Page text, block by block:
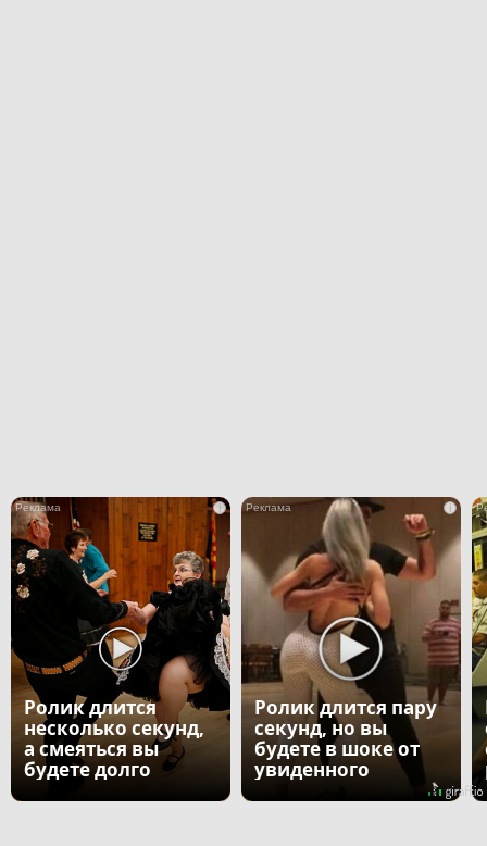
i
Ролик длится
несколько секунд,
а смеяться вы
будете долго
i
Ролик длится пару
секунд, но вы
будете в шоке от
увиденного